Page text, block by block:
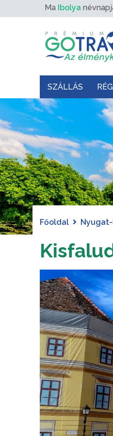
Ma Ibolya
SZÁLLÁS
Főoldal